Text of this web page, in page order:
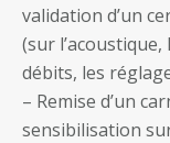
validation d’un
(sur
débits, les
– Remise d’un
sensibilisation